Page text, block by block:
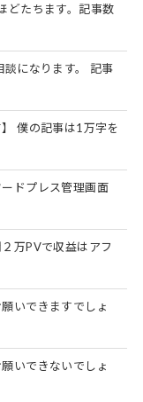
どたちます。記事数
談になります。 記事
僕の記事は1万字を
ドプレス管理画面
万PVで収益はアフ
いできますでしょ
いできないでしょ